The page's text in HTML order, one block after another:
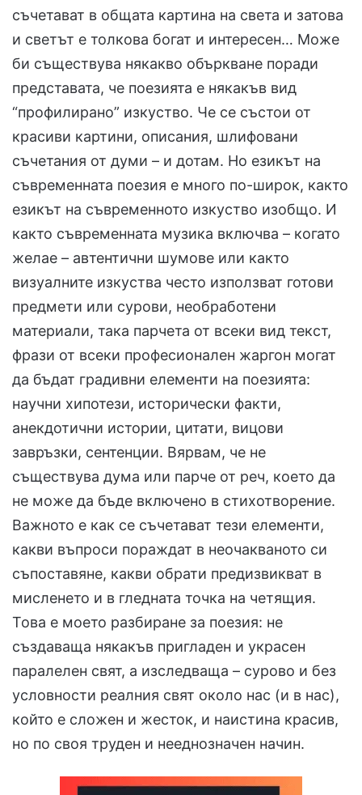
съчетават в общата картина на света и затова
и светът е толкова богат и интересен… Може
би съществува някакво объркване поради
представата, че поезията е някакъв вид
“профилирано” изкуство. Че се състои от
красиви картини, описания, шлифовани
съчетания от думи – и дотам. Но езикът на
съвременната поезия е много по-широк, както
езикът на съвременното изкуство изобщо. И
както съвременната музика включва – когато
желае – автентични шумове или както
визуалните изкуства често използват готови
предмети или сурови, необработени
материали, така парчета от всеки вид текст,
фрази от всеки професионален жаргон могат
да бъдат градивни елементи на поезията:
научни хипотези, исторически факти,
анекдотични истории, цитати, вицови
завръзки, сентенции. Вярвам, че не
съществува дума или парче от реч, което да
не може да бъде включено в стихотворение.
Важното е как се съчетават тези елементи,
какви въпроси пораждат в неочакваното си
съпоставяне, какви обрати предизвикват в
мисленето и в гледната точка на четящия.
Това е моето разбиране за поезия: не
създаваща някакъв пригладен и украсен
паралелен свят, а изследваща – сурово и без
условности реалния свят около нас (и в нас),
който е сложен и жесток, и наистина красив,
но по своя труден и нееднозначен начин.